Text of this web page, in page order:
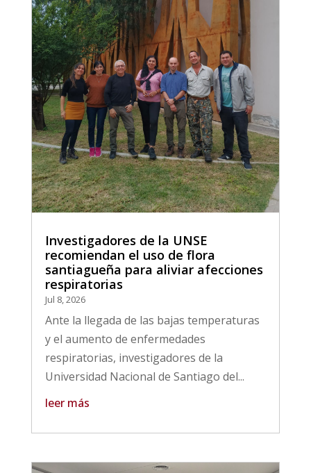
Investigadores de la UNSE
recomiendan el uso de flora
santiagueña para aliviar afecciones
respiratorias
Jul 8, 2026
Ante la llegada de las bajas temperaturas
y el aumento de enfermedades
respiratorias, investigadores de la
Universidad Nacional de Santiago del...
leer más